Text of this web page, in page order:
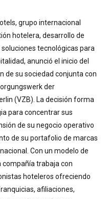
grupo internacional
hotelera, desarrollo de
tecnológicas para
anunció el inicio del
de su sociedad conjunta con
der
(VZB). La decisión forma
para concentrar sus
de su negocio operativo
de su portafolio de marcas
Con un modelo de
compañía trabaja con
hoteleros ofreciendo
afiliaciones,